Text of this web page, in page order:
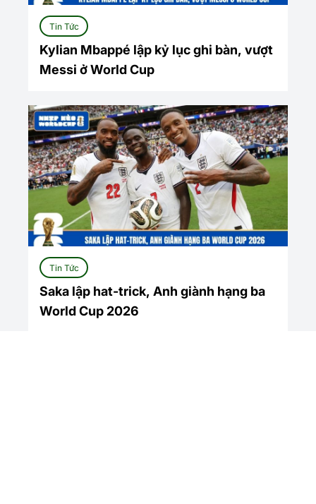
Tin Tức
Kylian Mbappé lập kỷ lục ghi bàn, vượt
Messi ở World Cup
Tin Tức
Saka lập hat-trick, Anh giành hạng ba
World Cup 2026